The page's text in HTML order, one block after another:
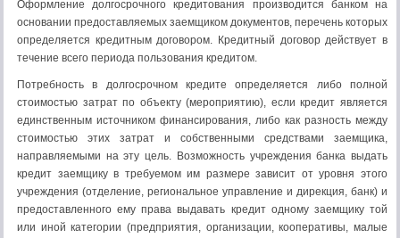
Оформление долгосрочного кредитования производится банком на
основании предоставляемых заемщиком документов, перечень которых
определяется кредитным договором. Кредитный договор действует в
течение всего периода пользования кредитом.
Потребность в долгосрочном кредите определяется либо полной
стоимостью затрат по объекту (мероприятию), если кредит является
единственным источником финансирования, либо как разность между
стоимостью этих затрат и собственными средствами заемщика,
направляемыми на эту цель. Возможность учреждения банка выдать
кредит заемщику в требуемом им размере зависит от уровня этого
учреждения (отделение, региональное управление и дирекция, банк) и
предоставленного ему права выдавать кредит одному заемщику той
или иной категории (предприятия, организации, кооперативы, малые